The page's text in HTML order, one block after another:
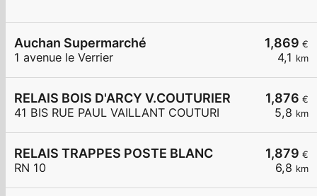
1,869 €
4,1 km
Auchan Supermarché
1 avenue le Verrier
1,876 €
5,8 km
RELAIS BOIS D'ARCY V.COUTURIER
41 BIS RUE PAUL VAILLANT COUTURI
1,879 €
6,8 km
RELAIS TRAPPES POSTE BLANC
RN 10